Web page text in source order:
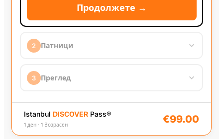
Продолжете →
2 Патници
Возрасен
€99.00 / лице
Дете(5-12)
€89.00 / лице
3 Преглед
Надомест за моментален пристап
Вкупно за нарачката €99.00
Istanbul DISCOVER Pass®
1 ден · 1 Возрасен €99.00